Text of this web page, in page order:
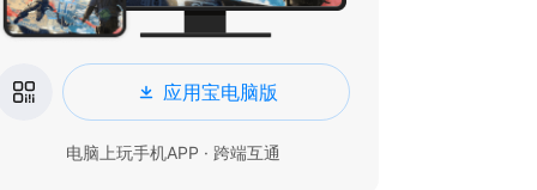
应用宝电脑版
电脑上玩手机APP · 跨端互通